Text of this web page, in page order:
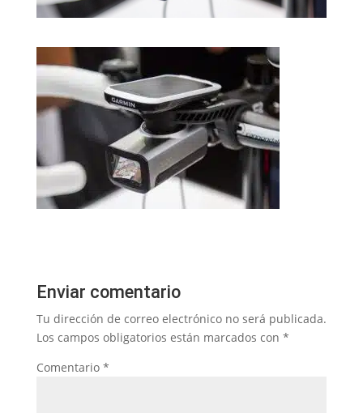
Enviar comentario
Tu dirección de correo electrónico no será publicada.
Los campos obligatorios están marcados con *
Comentario *